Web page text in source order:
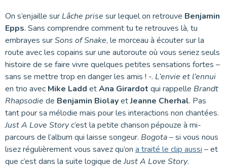
On s’enjaille sur Lâche prise sur lequel on retrouve Benjamin
Epps. Sans comprendre comment tu te retrouves là, tu
embrayes surSons of Snake, le morceau à écouter sur la
route avec les copains sur une autoroute où vous seriez seuls
histoire de se faire vivre quelques petites sensations fortes –
sans se mettre trop en danger les amis ! -. L’envie et l’ennui
en trio avec Mike Ladd etAna Girardot qui rappelle Brandt
Rhapsodie de Benjamin BiolayetJeanne Cherhal. Pas
tant pour sa mélodie mais pour les interactions non chantées.
Just A Love Storyc’est la petite chanson pépouze à mi-
parcours de l’album qui laisse songeur. Bogota– si vous nous
lisez régulièrement vous savez qu’on a traité le clip aussi – et
que c’est dans la suite logique deJust A Love Story.